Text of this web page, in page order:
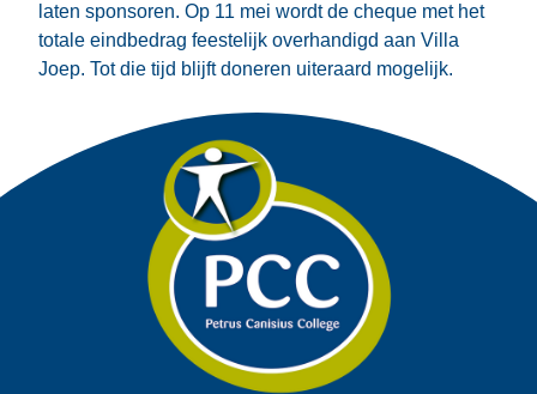
laten sponsoren. Op 11 mei wordt de cheque met het
totale eindbedrag feestelijk overhandigd aan Villa
Joep. Tot die tijd blijft doneren uiteraard mogelijk.